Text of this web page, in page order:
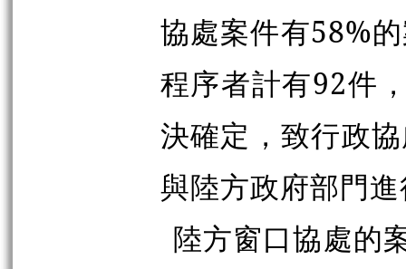
協處案件有58%
程序者計有92件
決確定，致行政
與陸方政府部門
陸方窗口協處的